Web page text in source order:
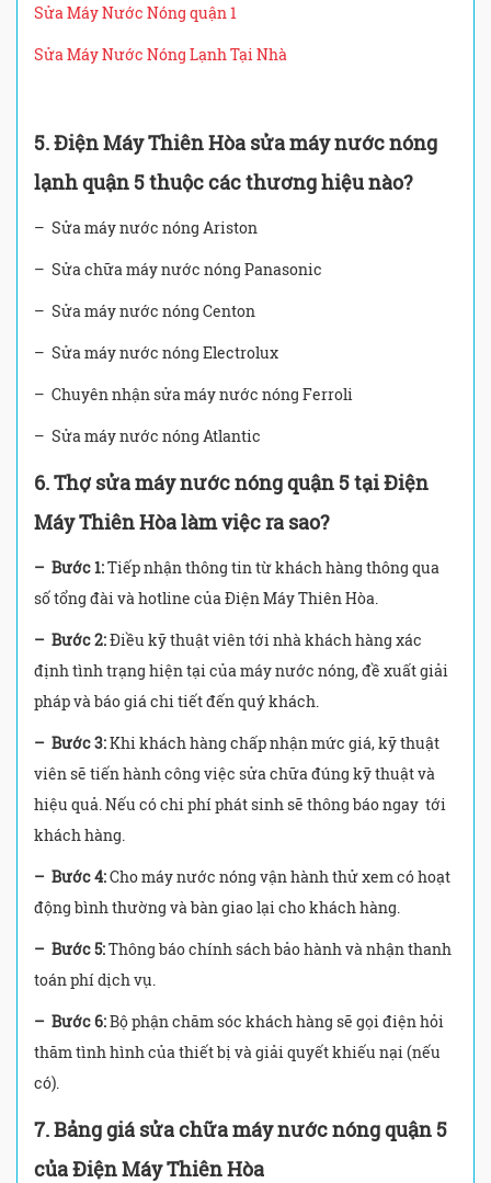
Sửa Máy Nước Nóng quận 1
Sửa Máy Nước Nóng Lạnh Tại Nhà
5. Điện Máy Thiên Hòa sửa máy nước nóng
lạnh quận 5 thuộc các thương hiệu nào?
– Sửa máy nước nóng Ariston
– Sửa chữa máy nước nóng Panasonic
– Sửa máy nước nóng Centon
– Sửa máy nước nóng Electrolux
– Chuyên nhận sửa máy nước nóng Ferroli
– Sửa máy nước nóng Atlantic
6. Thợ sửa máy nước nóng quận 5 tại Điện
Máy Thiên Hòa làm việc ra sao?
– Bước 1:Tiếp nhận thông tin từ khách hàng thông qua
số tổng đài và hotline của Điện Máy Thiên Hòa.
– Bước 2:Điều kỹ thuật viên tới nhà khách hàng xác
định tình trạng hiện tại của máy nước nóng, đề xuất giải
pháp và báo giá chi tiết đến quý khách.
– Bước 3:Khi khách hàng chấp nhận mức giá, kỹ thuật
viên sẽ tiến hành công việc sửa chữa đúng kỹ thuật và
hiệu quả. Nếu có chi phí phát sinh sẽ thông báo ngay tới
khách hàng.
– Bước 4:Cho máy nước nóng vận hành thử xem có hoạt
động bình thường và bàn giao lại cho khách hàng.
– Bước 5:Thông báo chính sách bảo hành và nhận thanh
toán phí dịch vụ.
– Bước 6:Bộ phận chăm sóc khách hàng sẽ gọi điện hỏi
thăm tình hình của thiết bị và giải quyết khiếu nại (nếu
có).
7.Bảng giá sửa chữa máy nước nóng quận 5
của Điện Máy Thiên Hòa